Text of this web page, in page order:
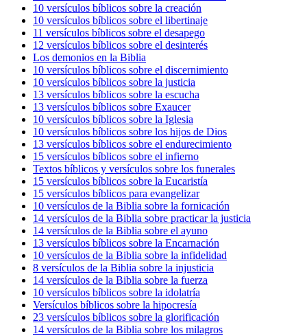
10 versículos bíblicos sobre la creación
10 versículos bíblicos sobre el libertinaje
11 versículos bíblicos sobre el desapego
12 versículos bíblicos sobre el desinterés
Los demonios en la Biblia
10 versículos bíblicos sobre el discernimiento
10 versículos bíblicos sobre la justicia
13 versículos bíblicos sobre la escucha
13 versículos bíblicos sobre Exaucer
10 versículos bíblicos sobre la Iglesia
10 versículos bíblicos sobre los hijos de Dios
13 versículos bíblicos sobre el endurecimiento
15 versículos bíblicos sobre el infierno
Textos bíblicos y versículos sobre los funerales
15 versículos bíblicos sobre la Eucaristía
15 versículos bíblicos para evangelizar
10 versículos de la Biblia sobre la fornicación
14 versículos de la Biblia sobre practicar la justicia
14 versículos de la Biblia sobre el ayuno
13 versículos bíblicos sobre la Encarnación
10 versículos de la Biblia sobre la infidelidad
8 versículos de la Biblia sobre la injusticia
14 versículos de la Biblia sobre la fuerza
10 versículos bíblicos sobre la idolatría
Versículos bíblicos sobre la hipocresía
23 versículos bíblicos sobre la glorificación
14 versículos de la Biblia sobre los milagros